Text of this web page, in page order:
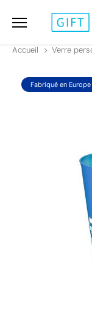
Accueil Verre
Fabriqué en Europe